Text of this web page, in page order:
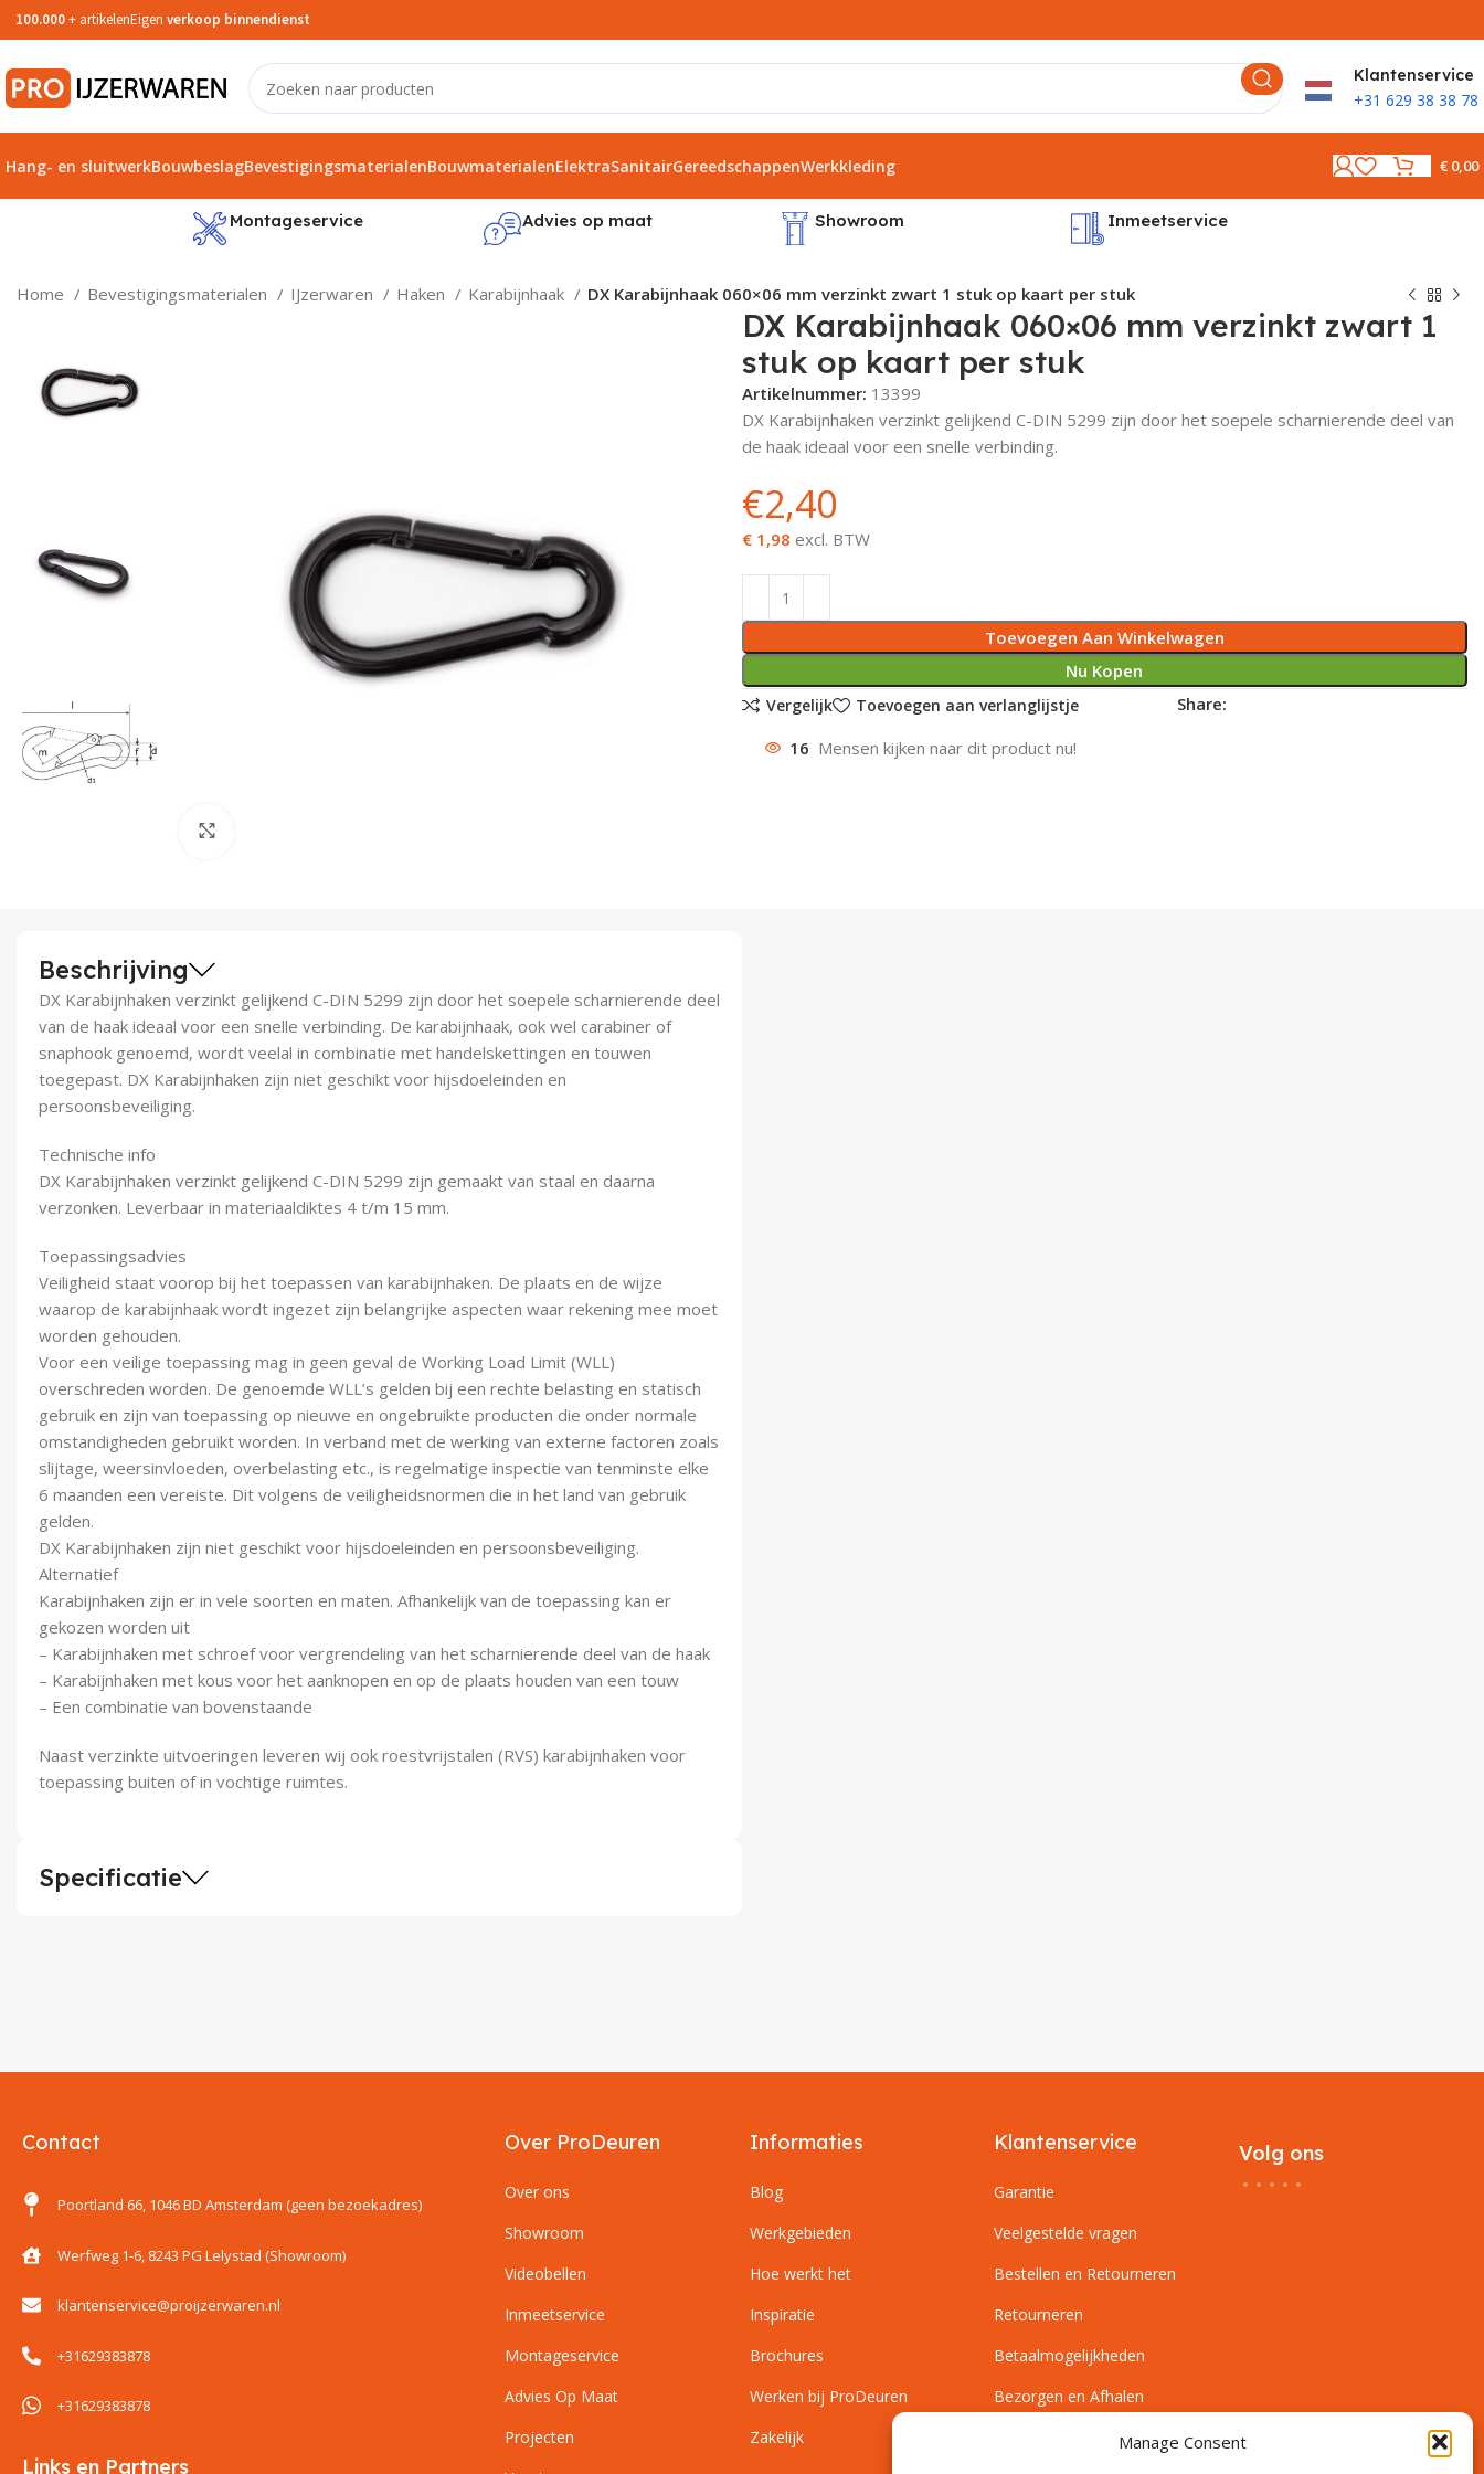
Manage Consent
100.000+ artikelenEigen verkoop binnendienst
Klantenservice
+31 629 38 38 78
Hang- en sluitwerkBouwbeslagBevestigingsmaterialenBouwmaterialenElektraSanitairGereedschappenWerkkleding €0,00
Montageservice Advies op maat Showroom Inmeetservice
Home Bevestigingsmaterialen IJzerwaren Haken Karabijnhaak DX Karabijnhaak 060×06 mm verzinkt zwart 1 stuk op kaart per stuk
DX Karabijnhaak 060×06 mm verzinkt zwart 1
stuk op kaart per stuk
Artikelnummer: 13399
DX Karabijnhaken verzinkt gelijkend C-DIN 5299 zijn door het soepele scharnierende deel van
de haak ideaal voor een snelle verbinding.
€2,40
€ 1,98 excl. BTW
Toevoegen Aan Winkelwagen
Nu Kopen
Vergelijk Toevoegen aan verlanglijstje Share:
16 Mensen kijken naar dit product nu!
Beschrijving
DX Karabijnhaken verzinkt gelijkend C-DIN 5299 zijn door het soepele scharnierende deel
van de haak ideaal voor een snelle verbinding. De karabijnhaak, ook wel carabiner of
snaphook genoemd, wordt veelal in combinatie met handelskettingen en touwen
toegepast. DX Karabijnhaken zijn niet geschikt voor hijsdoeleinden en
persoonsbeveiliging.
Technische info
DX Karabijnhaken verzinkt gelijkend C-DIN 5299 zijn gemaakt van staal en daarna
verzonken. Leverbaar in materiaaldiktes 4 t/m 15 mm.
Toepassingsadvies
Veiligheid staat voorop bij het toepassen van karabijnhaken. De plaats en de wijze
waarop de karabijnhaak wordt ingezet zijn belangrijke aspecten waar rekening mee moet
worden gehouden.
Voor een veilige toepassing mag in geen geval de Working Load Limit (WLL)
overschreden worden. De genoemde WLL’s gelden bij een rechte belasting en statisch
gebruik en zijn van toepassing op nieuwe en ongebruikte producten die onder normale
omstandigheden gebruikt worden. In verband met de werking van externe factoren zoals
slijtage, weersinvloeden, overbelasting etc., is regelmatige inspectie van tenminste elke
6 maanden een vereiste. Dit volgens de veiligheidsnormen die in het land van gebruik
gelden.
DX Karabijnhaken zijn niet geschikt voor hijsdoeleinden en persoonsbeveiliging.
Alternatief
Karabijnhaken zijn er in vele soorten en maten. Afhankelijk van de toepassing kan er
gekozen worden uit
– Karabijnhaken met schroef voor vergrendeling van het scharnierende deel van de haak
– Karabijnhaken met kous voor het aanknopen en op de plaats houden van een touw
– Een combinatie van bovenstaande
Naast verzinkte uitvoeringen leveren wij ook roestvrijstalen (RVS) karabijnhaken voor
toepassing buiten of in vochtige ruimtes.
Specificatie
Contact
Poortland 66, 1046 BD Amsterdam (geen bezoekadres)
Werfweg 1-6, 8243 PG Lelystad (Showroom)
klantenservice@proijzerwaren.nl
+31629383878
+31629383878
Links en Partners
Over ProDeuren
Over ons
Showroom
Videobellen
Inmeetservice
Montageservice
Advies Op Maat
Projecten
Informaties
Blog
Werkgebieden
Hoe werkt het
Inspiratie
Brochures
Werken bij ProDeuren
Zakelijk
Klantenservice
Garantie
Veelgestelde vragen
Bestellen en Retourneren
Retourneren
Betaalmogelijkheden
Bezorgen en Afhalen
Leveringsvoorwaarden
Volg ons